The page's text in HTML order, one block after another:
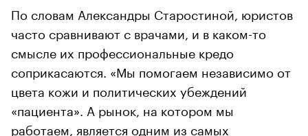
По словам Александры Старостиной, юристов
часто сравнивают с врачами, и в каком-то
смысле их профессиональные кредо
соприкасаются. «Мы помогаем независимо от
цвета кожи и политических убеждений
«пациента». А рынок, на котором мы
работаем, является одним из самых